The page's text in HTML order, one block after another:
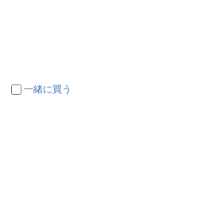
一緒に買う